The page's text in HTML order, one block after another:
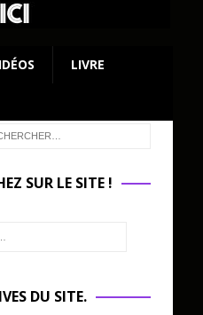
LIVRE
SUR LE SITE !
DU SITE.